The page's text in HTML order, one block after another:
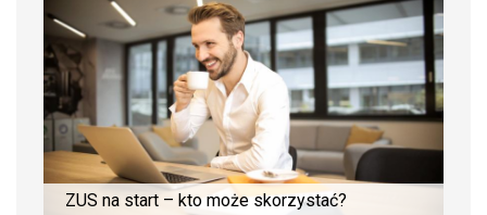
ZUS na start – kto może skorzystać?